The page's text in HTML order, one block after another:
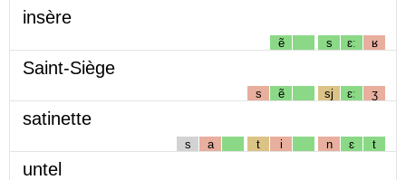
insère
ẽ s ɛː ʁ
Saint-Siège
s ẽ sj ɛː ʒ
satinette
s a t i n ɛ t
untel